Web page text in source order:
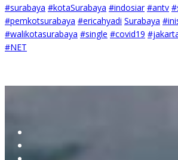
#surabaya #kotaSurabaya #indosiar #antv
#pemkotsurabaya #ericahyadi Surabaya
#walikotasurabaya #single #covid19
#NET